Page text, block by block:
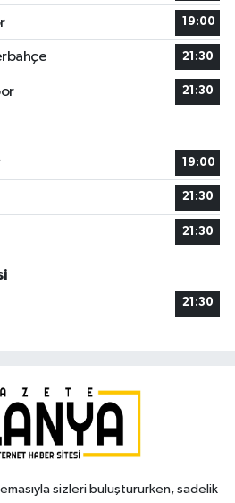
19:00
21:30
21:30
19:00
21:30
21:30
21:30
sizleri buluştururken, sadelik